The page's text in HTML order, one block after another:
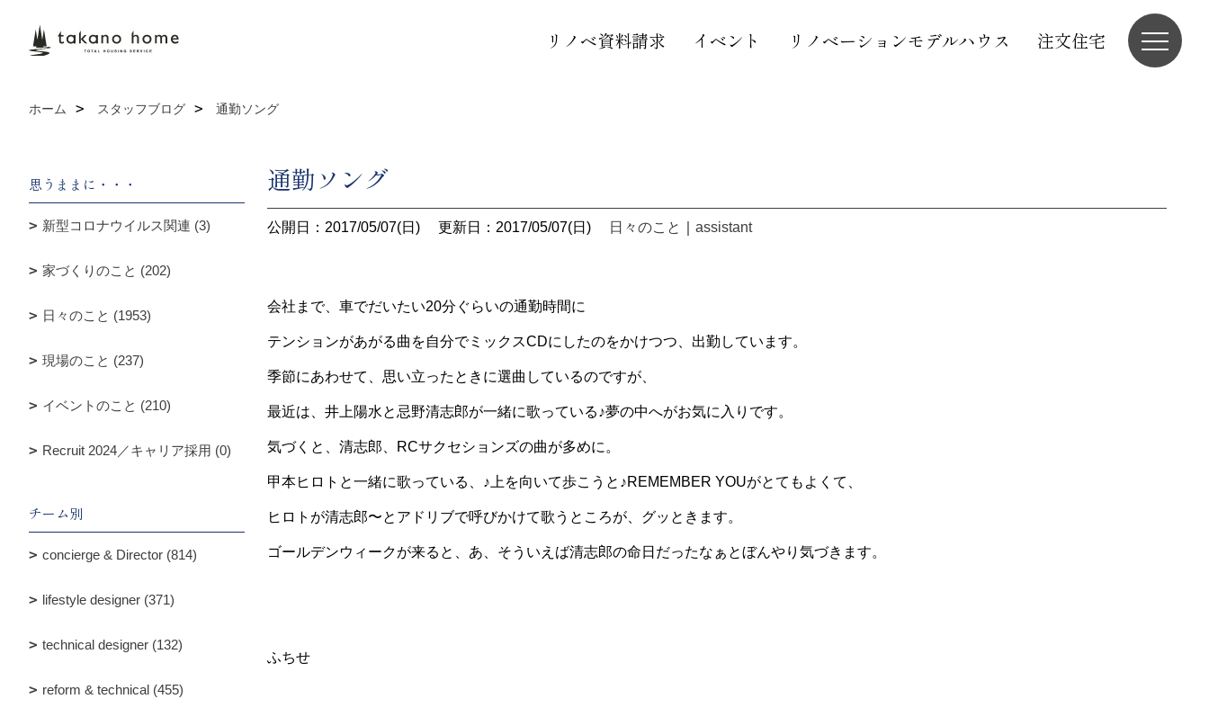
リノベ資料請求 イベント リノベーションモデルハウス 注文住宅
ホーム スタッフブログ 通勤ソング
通勤ソング
公開日：2017/05/07(日) 更新日：2017/05/07(日) 日々のこと assistant
会社まで、車でだいたい20分ぐらいの通勤時間に
テンションがあがる曲を自分でミックスCDにしたのをかけつつ、出勤しています。
季節にあわせて、思い立ったときに選曲しているのですが、
最近は、井上陽水と忌野清志郎が一緒に歌っている♪夢の中へがお気に入りです。
気づくと、清志郎、RCサクセションズの曲が多めに。
甲本ヒロトと一緒に歌っている、♪上を向いて歩こうと♪REMEMBER YOUがとてもよくて、
ヒロトが清志郎〜とアドリブで呼びかけて歌うところが、グッときます。
ゴールデンウィークが来ると、あ、そういえば清志郎の命日だったなぁとぼんやり気づきます。
ふちせ
思うままに・・・
新型コロナウイルス関連 (3)
家づくりのこと (202)
日々のこと (1953)
現場のこと (237)
イベントのこと (210)
Recruit 2024／キャリア採用 (0)
チーム別
concierge & Director (814)
lifestyle designer (371)
technical designer (132)
reform & technical (455)